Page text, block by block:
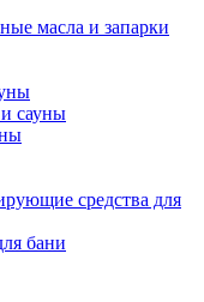
масла и запарки
сауны
средства для
бани